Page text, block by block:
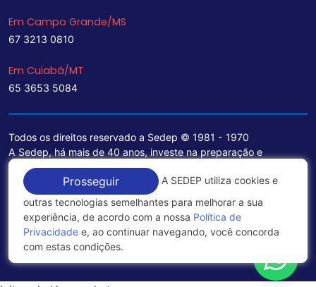
Em Campo Grande/MS
67 3213 0810
Em Cuiabá/MT
65 3653 5084
Todos os direitos reservado a Sedep © 1981 - 1970
A Sedep, há mais de 40 anos, investe na preparação e
treinamento de funcionários e na aquisição de tecnologia de
ponta para a ampliação de seu portfólio de serviços voltados
para a área jurídica, que contemplam informações seguras e
excelentes soluções empresariais.
Política de Privacidade
Prosseguir
A SEDEP utiliza cookies e
outras tecnologias semelhantes para melhorar a sua
experiência, de acordo com a nossa Política de
Privacidade e, ao continuar navegando, você concorda
com estas condições.